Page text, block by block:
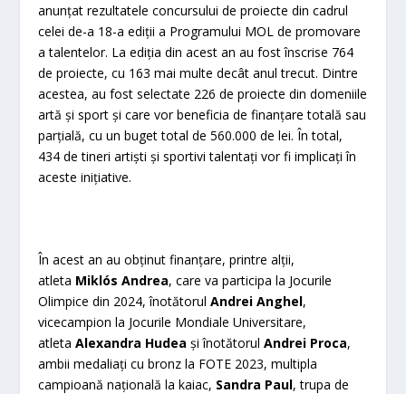
anunțat rezultatele concursului de proiecte din cadrul
celei de-a 18-a ediții a Programului MOL de promovare
a talentelor. La ediția din acest an au fost înscrise 764
de proiecte, cu 163 mai multe decât anul trecut. Dintre
acestea, au fost selectate 226 de proiecte din domeniile
artă și sport și care vor beneficia de finanțare totală sau
parțială, cu un buget total de 560.000 de lei. În total,
434 de tineri artiști și sportivi talentați vor fi implicați în
aceste inițiative.
În acest an au obținut finanțare, printre alții,
atleta Miklós Andrea, care va participa la Jocurile
Olimpice din 2024, înotătorulAndrei Anghel,
vicecampion la Jocurile Mondiale Universitare,
atletaAlexandra Hudea și înotătorulAndrei Proca,
ambii medaliați cu bronz la FOTE 2023, multipla
campioană națională la kaiac, Sandra Paul, trupa de